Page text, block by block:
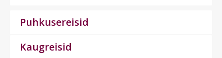
Puhkusereisid
Kaugreisid